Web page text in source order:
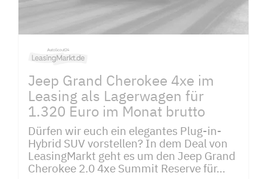
Jeep Grand Cherokee 4xe im
Leasing als Lagerwagen für
1.320 Euro im Monat brutto
Dürfen wir euch ein elegantes Plug-in-
Hybrid SUV vorstellen? In dem Deal von
LeasingMarkt geht es um den Jeep Grand
Cherokee 2.0 4xe Summit Reserve für...